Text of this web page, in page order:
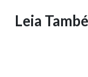
Leia